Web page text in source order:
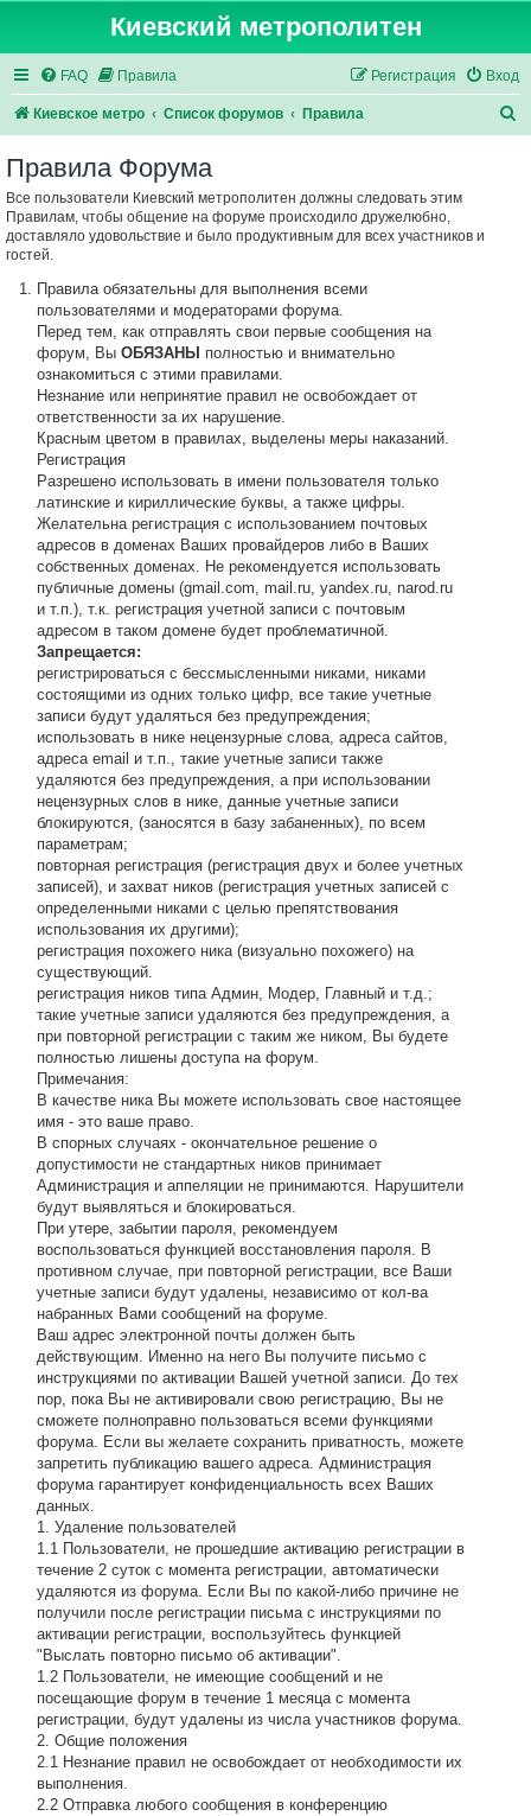
Киевский метрополитен
FAQ Правила Вход
Регистрация
Киевское метро Список форумов Правила
Правила Форума
Все пользователи Киевский метрополитен должны следовать этим
Правилам, чтобы общение на форуме происходило дружелюбно,
доставляло удовольствие и было продуктивным для всех участников и
гостей.
Правила обязательны для выполнения всеми
пользователями и модераторами форума.
Перед тем, как отправлять свои первые сообщения на
форум, ВыОБЯЗАНЫ полностью и внимательно
ознакомиться с этими правилами.
Незнание или непринятие правил не освобождает от
ответственности за их нарушение.
Красным цветом в правилах, выделены меры наказаний.
Регистрация
Разрешено использовать в имени пользователя только
латинские и кириллические буквы, а также цифры.
Желательна регистрация с использованием почтовых
адресов в доменах Ваших провайдеров либо в Ваших
собственных доменах. Не рекомендуется использовать
публичные домены (gmail.com, mail.ru, yandex.ru, narod.ru
и т.п.), т.к. регистрация учетной записи с почтовым
адресом в таком домене будет проблематичной.
Запрещается:
регистрироваться с бессмысленными никами, никами
состоящими из одних только цифр, все такие учетные
записи будут удаляться без предупреждения;
использовать в нике нецензурные слова, адреса сайтов,
адреса email и т.п., такие учетные записи также
удаляются без предупреждения, а при использовании
нецензурных слов в нике, данные учетные записи
блокируются, (заносятся в базу забаненных), по всем
параметрам;
повторная регистрация (регистрация двух и более учетных
записей), и захват ников (регистрация учетных записей с
определенными никами с целью препятствования
использования их другими);
регистрация похожего ника (визуально похожего) на
существующий.
регистрация ников типа Админ, Модер, Главный и т.д.;
такие учетные записи удаляются без предупреждения, а
при повторной регистрации с таким же ником, Вы будете
полностью лишены доступа на форум.
Примечания:
В качестве ника Вы можете использовать свое настоящее
имя - это ваше право.
В спорных случаях - окончательное решение о
допустимости не стандартных ников принимает
Администрация и аппеляции не принимаются. Нарушители
будут выявляться и блокироваться.
При утере, забытии пароля, рекомендуем
воспользоваться функцией восстановления пароля. В
противном случае, при повторной регистрации, все Ваши
учетные записи будут удалены, независимо от кол-ва
набранных Вами сообщений на форуме.
Ваш адрес электронной почты должен быть
действующим. Именно на него Вы получите письмо с
инструкциями по активации Вашей учетной записи. До тех
пор, пока Вы не активировали свою регистрацию, Вы не
сможете полноправно пользоваться всеми функциями
форума. Если вы желаете сохранить приватность, можете
запретить публикацию вашего адреса. Администрация
форума гарантирует конфиденциальность всех Ваших
данных.
1. Удаление пользователей
1.1 Пользователи, не прошедшие активацию регистрации в
течение 2 суток с момента регистрации, автоматически
удаляются из форума. Если Вы по какой-либо причине не
получили после регистрации письма с инструкциями по
активации регистрации, воспользуйтесь функцией
"Выслать повторно письмо об активации".
1.2 Пользователи, не имеющие сообщений и не
посещающие форум в течение 1 месяца с момента
регистрации, будут удалены из числа участников форума.
2. Общие положения
2.1 Hезнание правил не освобождает от необходимости их
выполнения.
2.2 Отправка любого сообщения в конференцию